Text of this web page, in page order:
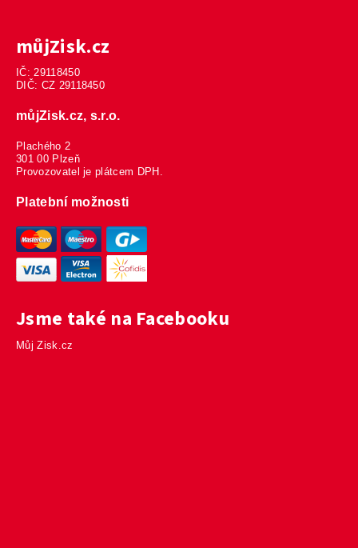
můjZisk.cz
IČ: 29118450
DIČ: CZ 29118450
můjZisk.cz, s.r.o.
Plachého 2
301 00 Plzeň
Provozovatel je plátcem DPH.
Platební možnosti
Jsme také na Facebooku
Můj Zisk.cz